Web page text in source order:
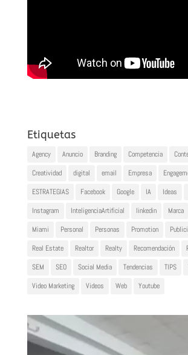
Etiquetas
Agency Anuncio Branding Competencia
Creatividad
digital email Empresa
ESTRATEGIAS
Facebook Google IA Ideas
Instagram
InteligenciaArtificial linkedin Marca
Miami
Personal Personas Promotion
Real Estate
Realtor Realty Recomendación
SEM
SEO Social Media Tendencias TIPS
Video Marketing
Videos Web Youtube
Reproductor
de
vídeo